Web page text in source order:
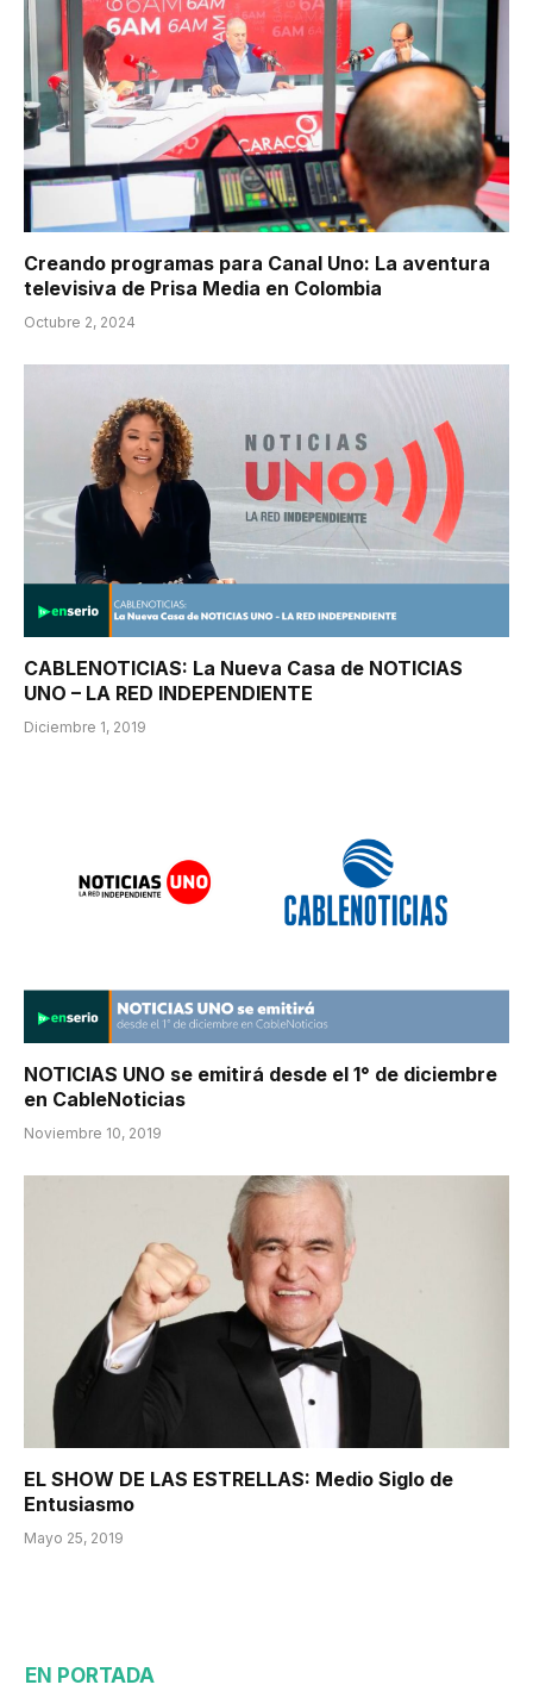
Creando programas para Canal Uno: La aventura
televisiva de Prisa Media en Colombia
Octubre 2, 2024
CABLENOTICIAS: La Nueva Casa de NOTICIAS
UNO – LA RED INDEPENDIENTE
Diciembre 1, 2019
NOTICIAS UNO se emitirá desde el 1° de diciembre
en CableNoticias
Noviembre 10, 2019
EL SHOW DE LAS ESTRELLAS: Medio Siglo de
Entusiasmo
Mayo 25, 2019
EN PORTADA